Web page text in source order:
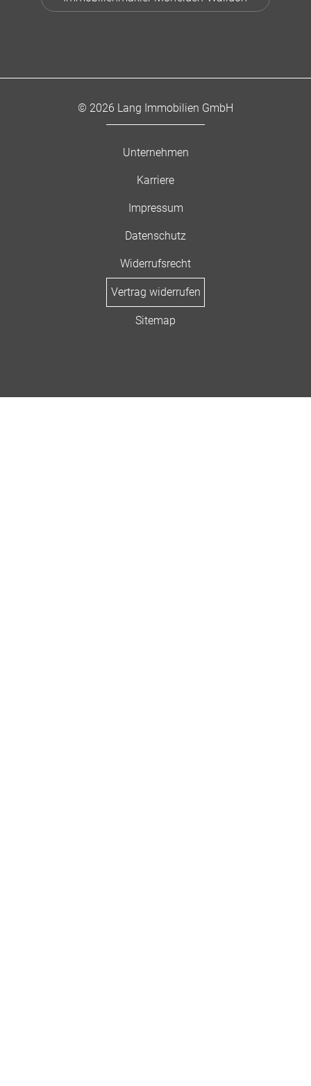
© 2026 Lang Immobilien GmbH
Unternehmen
Karriere
Impressum
Datenschutz
Widerrufsrecht
Vertrag widerrufen
Sitemap